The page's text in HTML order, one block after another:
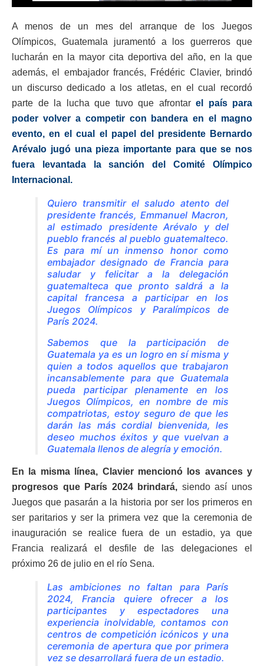
A menos de un mes del arranque de los Juegos
Olímpicos, Guatemala juramentó a los guerreros que
lucharán en la mayor cita deportiva del año, en la que
además, el embajador francés, Frédéric Clavier, brindó
un discurso dedicado a los atletas, en el cual recordó
parte de la lucha que tuvo que afrontar el país para
poder volver a competir con bandera en el magno
evento, en el cual el papel del presidente Bernardo
Arévalo jugó una pieza importante para que se nos
fuera levantada la sanción del Comité Olímpico
Internacional.
Quiero transmitir el saludo atento del
presidente francés, Emmanuel Macron,
al estimado presidente Arévalo y del
pueblo francés al pueblo guatemalteco.
Es para mí un inmenso honor como
embajador designado de Francia para
saludar y felicitar a la delegación
guatemalteca que pronto saldrá a la
capital francesa a participar en los
Juegos Olímpicos y Paralímpicos de
París 2024.
Sabemos que la participación de
Guatemala ya es un logro en sí misma y
quien a todos aquellos que trabajaron
incansablemente para que Guatemala
pueda participar plenamente en los
Juegos Olímpicos, en nombre de mis
compatriotas, estoy seguro de que les
darán las más cordial bienvenida, les
deseo muchos éxitos y que vuelvan a
Guatemala llenos de alegría y emoción.
En la misma línea, Clavier mencionó los avances y
progresos que París 2024 brindará, siendo así unos
Juegos que pasarán a la historia por ser los primeros en
ser paritarios y ser la primera vez que la ceremonia de
inauguración se realice fuera de un estadio, ya que
Francia realizará el desfile de las delegaciones el
próximo 26 de julio en el río Sena.
Las ambiciones no faltan para París
2024, Francia quiere ofrecer a los
participantes y espectadores una
experiencia inolvidable, contamos con
centros de competición icónicos y una
ceremonia de apertura que por primera
vez se desarrollará fuera de un estadio.